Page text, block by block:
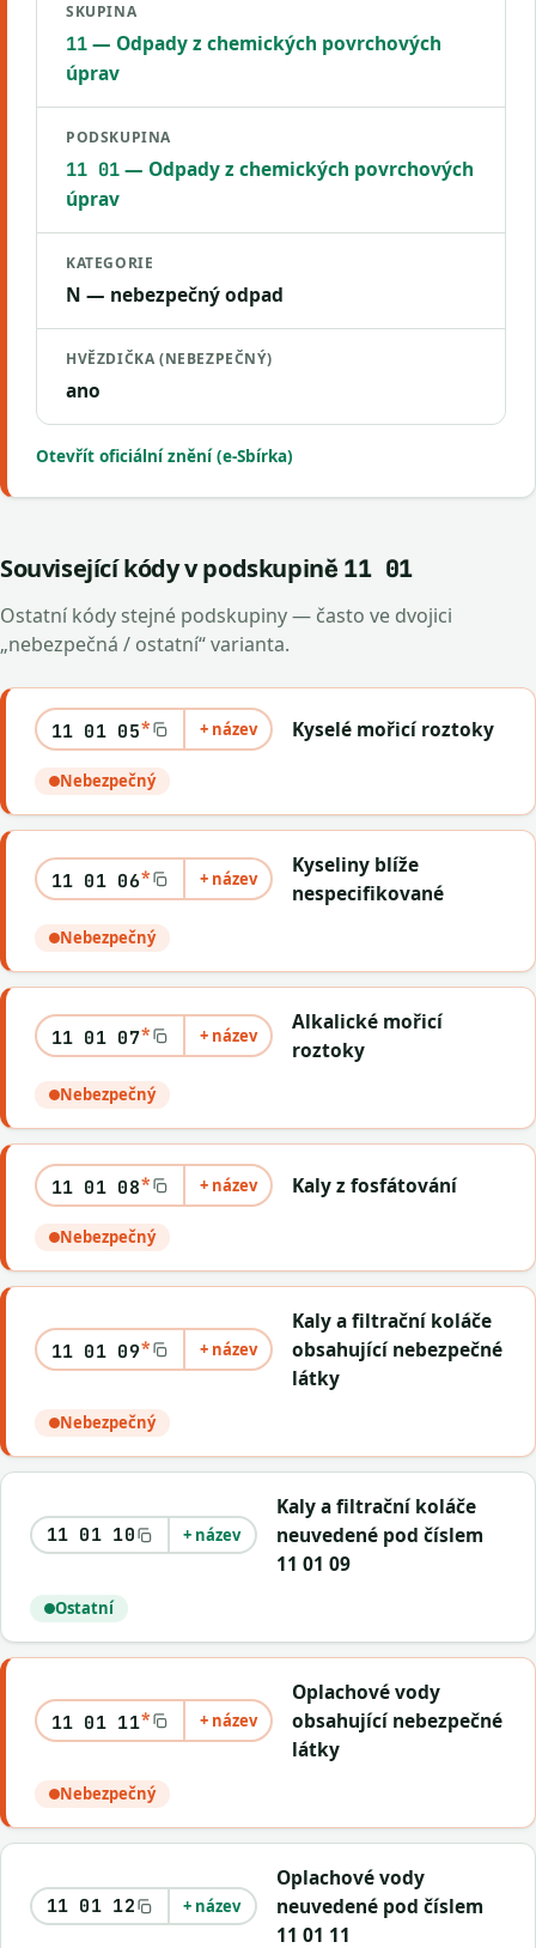
SKUPINA
11— Odpady z chemických povrchových
úprav
PODSKUPINA
11 01— Odpady z chemických povrchových
úprav
KATEGORIE
N — nebezpečný odpad
HVĚZDIČKA (NEBEZPEČNÝ)
ano
Otevřít oficiální znění (e-Sbírka)
Související kódy v podskupině 11 01
Ostatní kódy stejné podskupiny — často ve dvojici
„nebezpečná / ostatní“ varianta.
11 01 05* + název Kyselé mořicí roztoky
Nebezpečný
11 01 06* + název
Kyseliny blíže
nespecifikované
Nebezpečný
11 01 07* + název
Alkalické mořicí
roztoky
Nebezpečný
11 01 08* + název Kaly z fosfátování
Nebezpečný
11 01 09* + název
Kaly a filtrační koláče
obsahující nebezpečné
látky
Nebezpečný
11 01 10 + název
Kaly a filtrační koláče
neuvedené pod číslem
11 01 09
Ostatní
11 01 11* + název
Oplachové vody
obsahující nebezpečné
látky
Nebezpečný
11 01 12 + název
Oplachové vody
neuvedené pod číslem
11 01 11